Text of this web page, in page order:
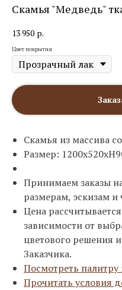
Скамья "Медведь"
13 950 р.
Цвет покрытия
Скамья из массива
Размер:
Принимаем заказы
размерам, эскизам и
Цена
зависимости от
цветового решения
Заказчика.
Посмотреть
Прочитать условия